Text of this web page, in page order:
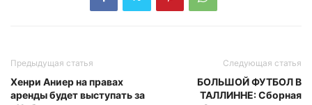
Предыдущая статья
Хенри Аниер на правах
аренды будет выступать за
Следующая статья
БОЛЬШОЙ ФУТБОЛ В
ТАЛЛИННЕ: Сборная